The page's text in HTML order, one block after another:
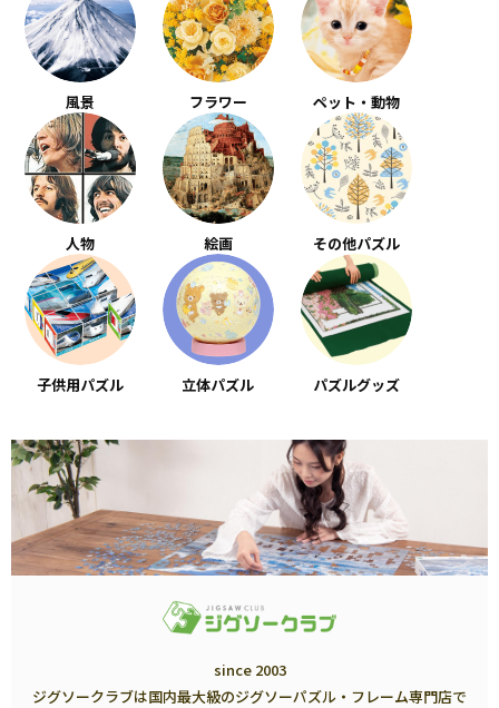
風景 フラワー ペット・動物
人物 絵画 その他パズル
子供用パズル 立体パズル パズルグッズ
since 2003
ジグソークラブは国内最大級のジグソーパズル・フレーム専門店で